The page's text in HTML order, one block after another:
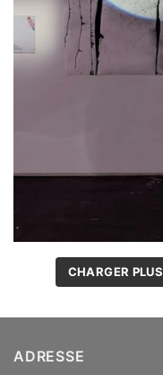
CHARGER PLUS
ADRESSE